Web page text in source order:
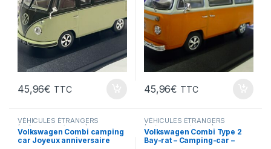
45,96€ TTC 45,96€ TTC
VÉHICULES ÉTRANGERS
(voitures,camions ...)
Volkswagen Combi camping
car Joyeux anniversaire
VÉHICULES ÉTRANGERS
(voitures,camions ...)
Volkswagen Combi Type 2
Bay-rat – Camping-car –